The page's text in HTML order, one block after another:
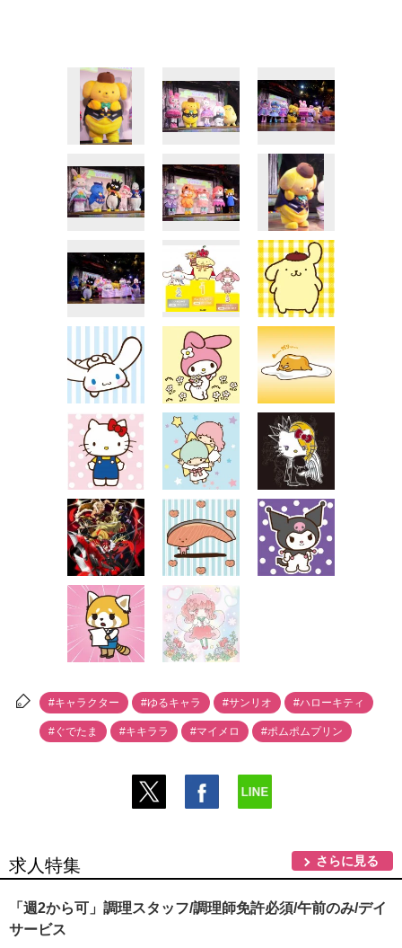
#キャラクター #ゆるキャラ #サンリオ #ハローキティ
#ぐでたま #キキララ #マイメロ #ポムポムプリン
求人特集 さらに見る
「週2から可」調理スタッフ/調理師免許必須/午前のみ/デイ
サービス